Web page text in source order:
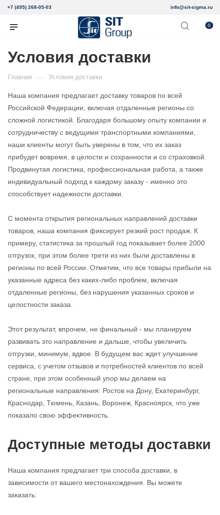
+7 (495) 268-05-03 info@sit-sigma.ru
0
Условия доставки
Главная — Условия доставки
Наша компания предлагает доставку товаров по всей
Российской Федерации, включая отдаленные регионы со
сложной логистикой. Благодаря большому опыту компании и
сотрудничеству с ведущими транспортными компаниями,
наши клиенты могут быть уверены в том, что их заказ
прибудет вовремя, в целости и сохранности и со страховкой.
Продвинутая логистика, профессиональная работа, а также
индивидуальный подход к каждому заказу - именно это
способствует надежности доставки.
С момента открытия региональных направлений доставки
товаров, наша компания фиксирует резкий рост продаж. К
примеру, статистика за прошлый год показывает более 2000
отгрузок, при этом более трети из них были доставлены в
регионы по всей России. Отметим, что все товары прибыли на
указанные адреса без каких-либо проблем, включая
отдаленные регионы, без нарушения указанных сроков и
целостности заказа.
Этот результат, впрочем, не финальный - мы планируем
развивать это направление и дальше, чтобы увеличить
отгрузки, минимум, вдвое. В будущем вас ждет улучшение
сервиса, с учетом отзывов и потребностей клиентов по всей
стране, при этом особенный упор мы делаем на
региональные направления: Ростов на Дону, Екатеринбург,
Краснодар, Тюмень, Казань, Воронеж, Красноярск, что уже
показало свою эффективность.
Доступные методы доставки
Наша компания предлагает три способа доставки, в
зависимости от вашего местонахождения. Вы можете
заказать: